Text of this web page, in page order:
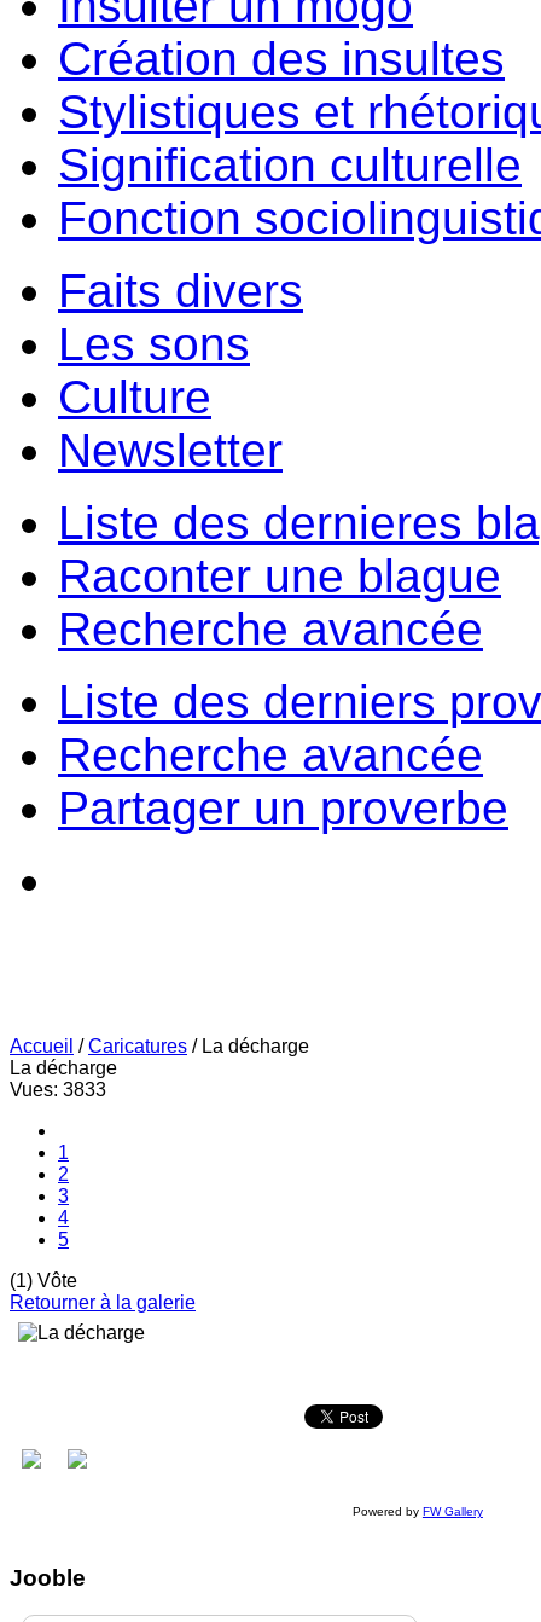
Création des insultes
Stylistiques et
Signification culturelle
Fonction
Faits divers
Les sons
Culture
Newsletter
Liste des dernieres
Raconter une blague
Recherche avancée
Liste des derniers
Recherche avancée
Partager un proverbe
Accueil /Caricatures / La décharge
La décharge
Vues: 3833
1
2
3
4
5
(1) Vôte
Retourner à la galerie
Powered by FW Gallery
Jooble